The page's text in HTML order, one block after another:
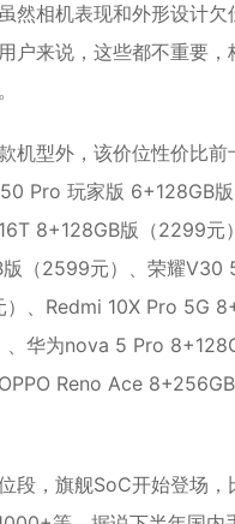
然相机表现和外形设计欠
户来说，这些都不重要，
机型外，该价位性价比前
Pro 玩家版 6+128GB
8+128GB版（2299元
（2599元）、荣耀V30
、Redmi 10X Pro 5G
、华为nova 5 Pro
Reno Ace
段，旗舰SoC开始登场，